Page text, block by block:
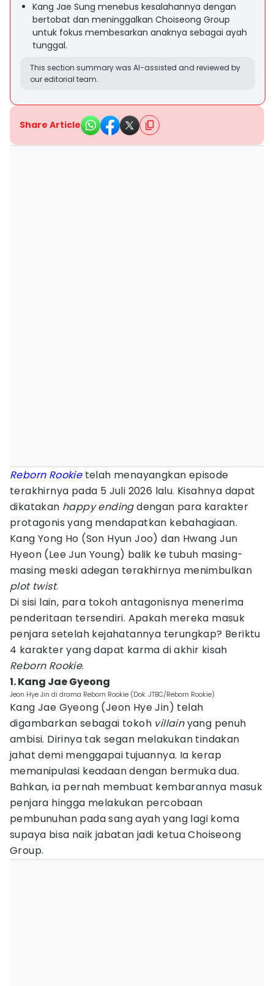
Kang Jae Sung menebus kesalahannya dengan
bertobat dan meninggalkan Choiseong Group
untuk fokus membesarkan anaknya sebagai ayah
tunggal.
This section summary was AI-assisted and reviewed by
our editorial team.
Share Article
Reborn Rookietelah menayangkan episode
terakhirnya pada 5 Juli 2026 lalu. Kisahnya dapat
dikatakan happy endingdengan para karakter
protagonis yang mendapatkan kebahagiaan.
Kang Yong Ho (Son Hyun Joo) dan Hwang Jun
Hyeon (Lee Jun Young) balik ke tubuh masing-
masing meski adegan terakhirnya menimbulkan
plot twist.
Di sisi lain, para tokoh antagonisnya menerima
penderitaan tersendiri. Apakah mereka masuk
penjara setelah kejahatannya terungkap? Beriktu
4 karakter yang dapat karma di akhir kisah
Reborn Rookie.
1. Kang Jae Gyeong
Jeon Hye Jin di drama Reborn Rookie (Dok. JTBC/Reborn Rookie)
Kang Jae Gyeong (Jeon Hye Jin) telah
digambarkan sebagai tokoh villainyang penuh
ambisi. Dirinya tak segan melakukan tindakan
jahat demi menggapai tujuannya. Ia kerap
memanipulasi keadaan dengan bermuka dua.
Bahkan, ia pernah membuat kembarannya masuk
penjara hingga melakukan percobaan
pembunuhan pada sang ayah yang lagi koma
supaya bisa naik jabatan jadi ketua Choiseong
Group.